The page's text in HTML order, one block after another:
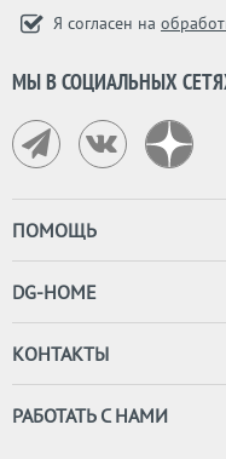
Я согласен на
МЫ В СОЦИАЛЬНЫХ
ПОМОЩЬ
DG-HOME
КОНТАКТЫ
РАБОТАТЬ С НАМИ